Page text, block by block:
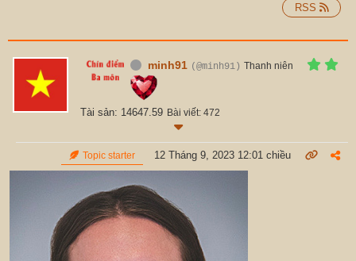
RSS
minh91 (@minh91) Thanh niên
Tài sản: 14647.59 Bài viết: 472
Topic starter 12 Tháng 9, 2023 12:01 chiều